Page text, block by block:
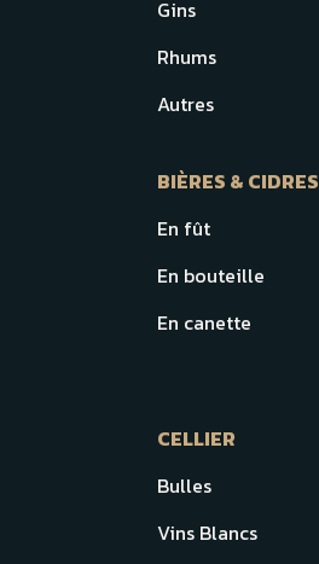
Gins
Rhums
Autres
BIÈRES & CIDRES
En fût
En bouteille
En canette
CELLIER
Bulles
Vins Blancs